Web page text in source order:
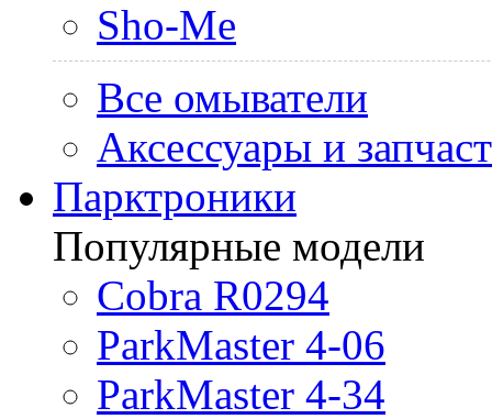
Sho-Me
Все омыватели
Аксессуары и
Парктроники
Популярные модели
Cobra R0294
ParkMaster 4-06
ParkMaster 4-34